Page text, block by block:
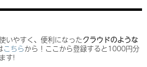
いやすく、便利になったクラウドのような
こちらから！ここから登録すると1000円分
す!